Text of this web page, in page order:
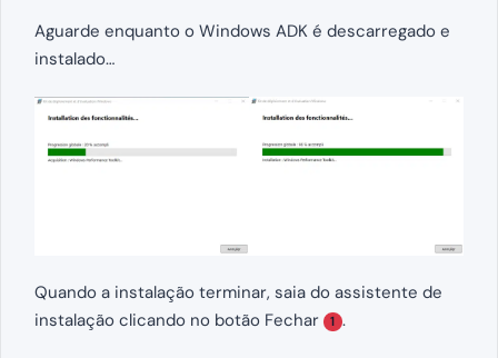
Aguarde enquanto o Windows ADK é descarregado e
instalado…
Quando a instalação terminar, saia do assistente de
instalação clicando no botão Fechar
1 .